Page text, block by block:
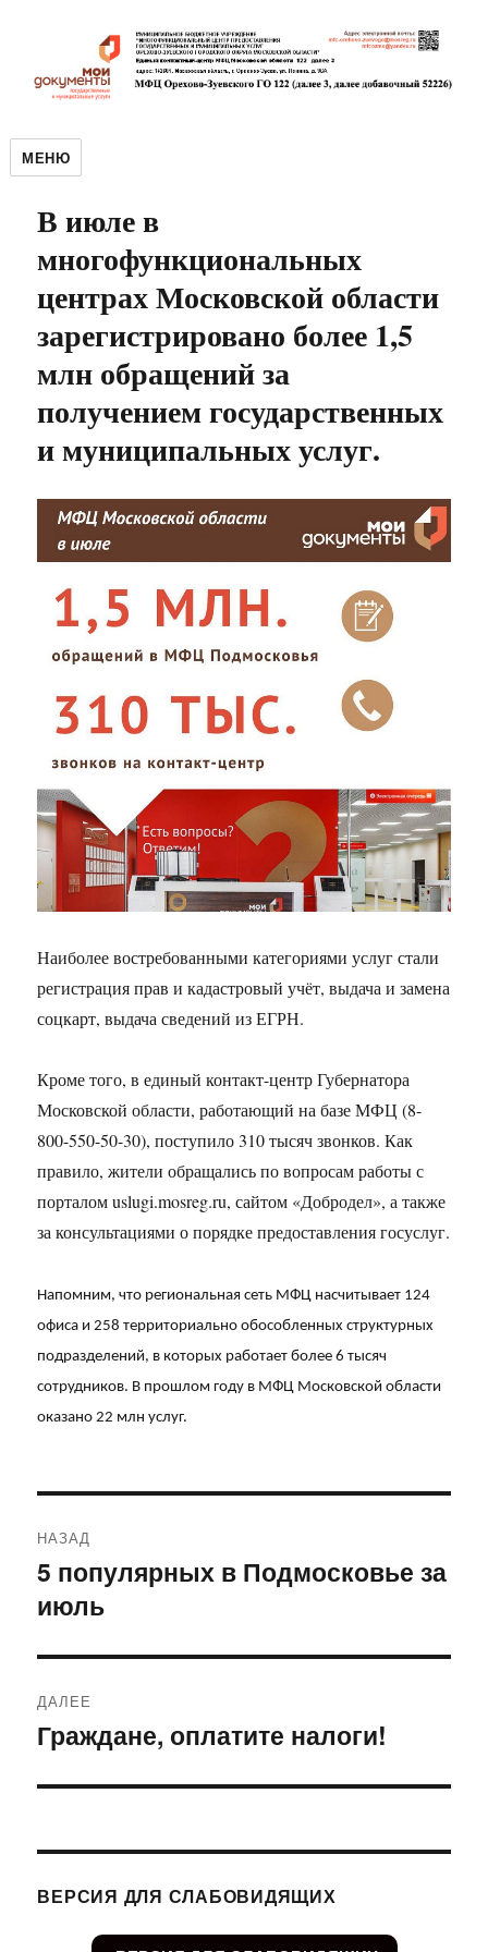
МЕНЮ
В июле в
многофункциональных
центрах Московской области
зарегистрировано более 1,5
млн обращений за
получением государственных
и муниципальных услуг.
Наиболее востребованными категориями услуг стали
регистрация прав и кадастровый учёт, выдача и замена
соцкарт, выдача сведений из ЕГРН.
Кроме того, в единый контакт-центр Губернатора
Московской области, работающий на базе МФЦ (8-
800-550-50-30), поступило 310 тысяч звонков. Как
правило, жители обращались по вопросам работы с
порталом uslugi.mosreg.ru, сайтом «Добродел», а также
за консультациями о порядке предоставления госуслуг.
Напомним, что региональная сеть МФЦ насчитывает 124
офиса и 258 территориально обособленных структурных
подразделений, в которых работает более 6 тысяч
сотрудников. В прошлом году в МФЦ Московской области
оказано 22 млн услуг.
по
записям
НАЗАД
Предыдущая
запись:
5 популярных в Подмосковье за
июль
ДАЛЕЕ
Следующая
Граждане, оплатите налоги!
ВЕРСИЯ ДЛЯ СЛАБОВИДЯЩИХ